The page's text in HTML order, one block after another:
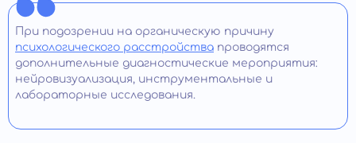
При подозрении на органическую причину
психологического расстройства проводятся
дополнительные диагностические мероприятия:
нейровизуализация, инструментальные и
лабораторные исследования.